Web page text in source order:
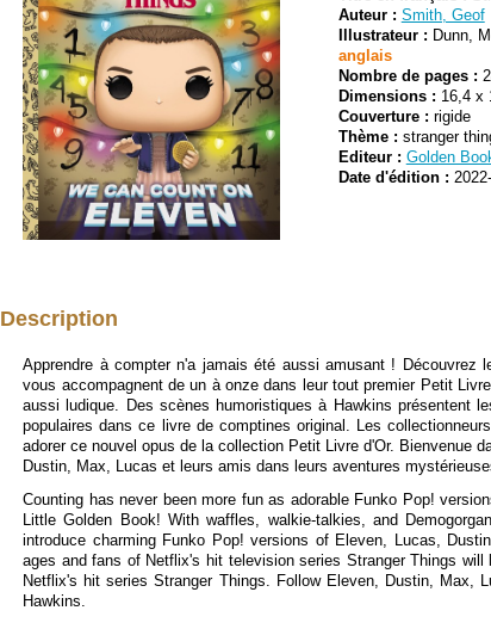
Auteur : Smith, Geof
Illustrateur : Dunn,
anglais
Nombre de pages :
Dimensions : 16,4 x
Couverture : rigide
Thème : stranger
Editeur : Golden
Date d'édition :
Description
Apprendre à compter n'a jamais été aussi amusant ! Découvrez
vous accompagnent de un à onze dans leur tout premier Petit
aussi ludique. Des scènes humoristiques à Hawkins présentent
populaires dans ce livre de comptines original. Les
adorer ce nouvel opus de la collection Petit Livre d'Or. Bienvenue
Dustin, Max, Lucas et leurs amis dans leurs aventures
Counting has never been more fun as adorable Funko Pop!
Little Golden Book! With waffles, walkie-talkies, and
introduce charming Funko Pop! versions of Eleven, Lucas,
ages and fans of Netflix's hit television series Stranger Things
Netflix's hit series Stranger Things. Follow Eleven, Dustin, Max,
Hawkins.